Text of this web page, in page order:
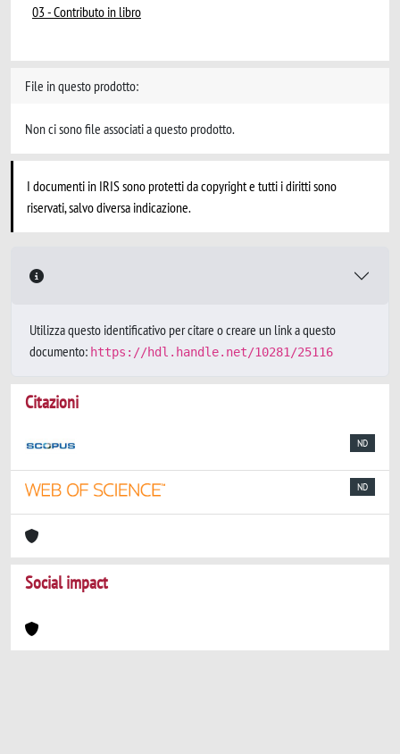
03 - Contributo in libro
File in questo prodotto:
Non ci sono file associati a questo prodotto.
I documenti in IRIS sono protetti da copyright e tutti i diritti sono
riservati, salvo diversa indicazione.
Utilizza questo identificativo per citare o creare un link a questo
documento: https://hdl.handle.net/10281/25116
Citazioni
ND
ND
Social impact